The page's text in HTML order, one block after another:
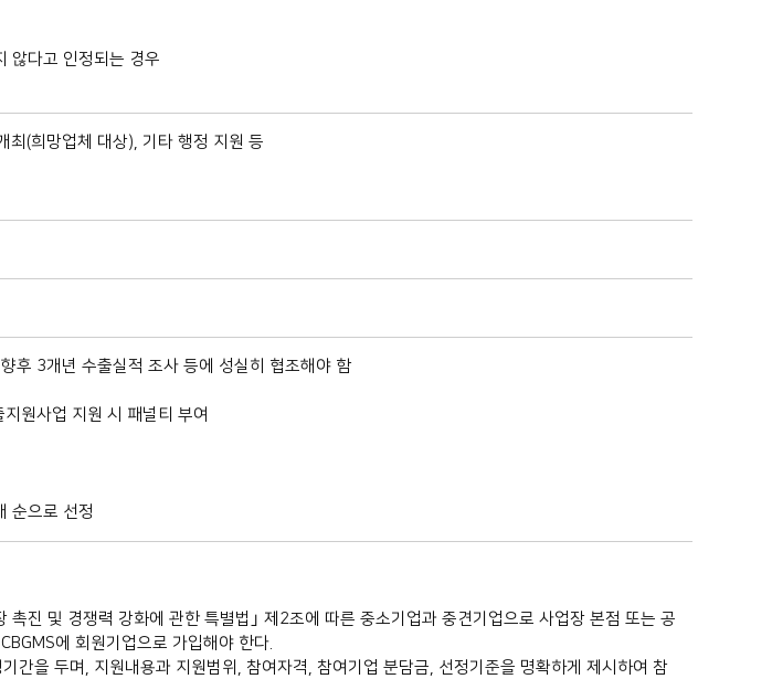
않다고 인정되는 경우
(희망업체 대상), 기타 행정 지원 등
후 3개년 수출실적 조사 등에 성실히 협조해야 함
원사업 지원 시 패널티 부여
순으로 선정
진 및 경쟁력 강화에 관한 특별법｣ 제2조에 따른 중소기업과 중견기업으로 사업장 본점 또는 공
에 회원기업으로 가입해야 한다.
간을 두며, 지원내용과 지원범위, 참여자격, 참여기업 분담금, 선정기준을 명확하게 제시하여 참